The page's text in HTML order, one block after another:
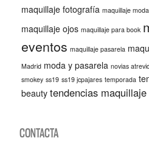
maquillaje fotografía maquillaje moda
maquillaje ojos maquillaje para book
eventos maquillaje pasarela
Madrid moda y pasarela novias
smokey ss19 ss19 jcpajares temporada
beauty tendencias maquillaje
CONTACTA